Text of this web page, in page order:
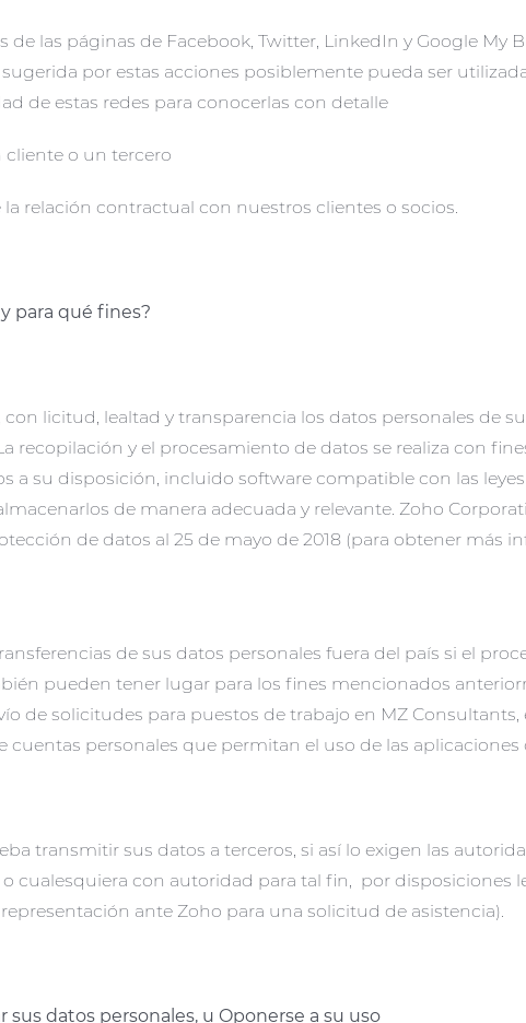
de las páginas de Facebook, Twitter, LinkedIn y Google My
por estas acciones posiblemente pueda ser
de estas redes para conocerlas con detalle
cliente o un tercero
relación contractual con nuestros clientes o socios.
para qué fines?
licitud, lealtad y transparencia los datos personales de
recopilación y el procesamiento de datos se realiza con
a su disposición, incluido software compatible con las
de manera adecuada y relevante. Zoho
de datos al 25 de mayo de 2018 (para obtener más
de sus datos personales fuera del país si el
pueden tener lugar para los fines mencionados
de solicitudes para puestos de trabajo en MZ
personales que permitan el uso de las
transmitir sus datos a terceros, si así lo exigen las
cualesquiera con autoridad para tal fin, por disposiciones
ante Zoho para una solicitud de asistencia).
datos personales, u Oponerse a su uso